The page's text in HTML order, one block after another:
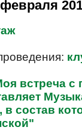
встреча с
в состав